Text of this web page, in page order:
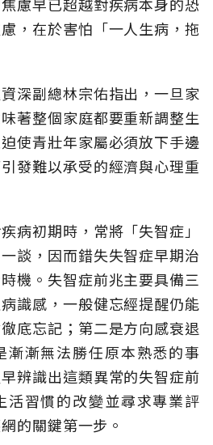
，在於害怕「一人生病，拖
深副總林宗佑指出，一旦家
著整個家庭都要重新調整生
使青壯年家屬必須放下手邊
發難以承受的經濟與心理重
病初期時，常將「失智症」
談，因而錯失失智症早期治
機。失智症前兆主要具備三
識感，一般健忘經提醒仍能
底忘記；第二是方向感衰退
漸漸無法勝任原本熟悉的事
辨識出這類異常的失智症前
活習慣的改變並尋求專業評
的關鍵第一步。